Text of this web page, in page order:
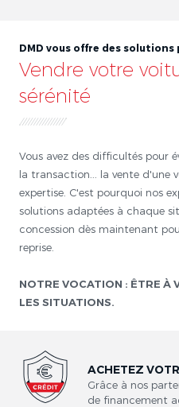
DMD vous offre des solutions
Vendre votre
sérénité
Vous avez des difficultés pour
la transaction... la vente d'une
expertise. C'est pourquoi nos
solutions adaptées à chaque
concession dès maintenant
reprise.
NOTRE VOCATION : ÊTRE À
LES SITUATIONS.
ACHETEZ
Grâce à nos
de financement